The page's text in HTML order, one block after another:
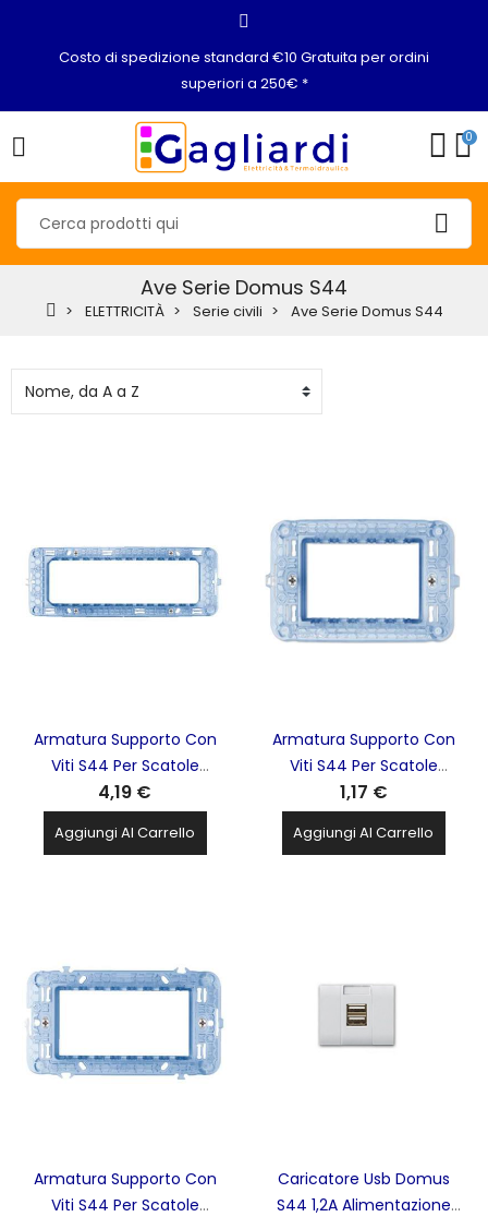
Costo di spedizione standard €10 Gratuita per ordini
superiori a 250€ *
0
Ave Serie Domus S44
ELETTRICITÀ Serie civili Ave Serie Domus S44
Armatura Supporto Con
Viti S44 Per Scatole
Rettangolari 7Mod. AVE -
44A07
4,19 €
Aggiungi Al Carrello
Armatura Supporto Con
Viti S44 Per Scatole
Rettangolari 3 Mod. AVE -
44A03
1,17 €
Aggiungi Al Carrello
Armatura Supporto Con
Viti S44 Per Scatole
Caricatore Usb Domus
S44 1,2A Alimentazione